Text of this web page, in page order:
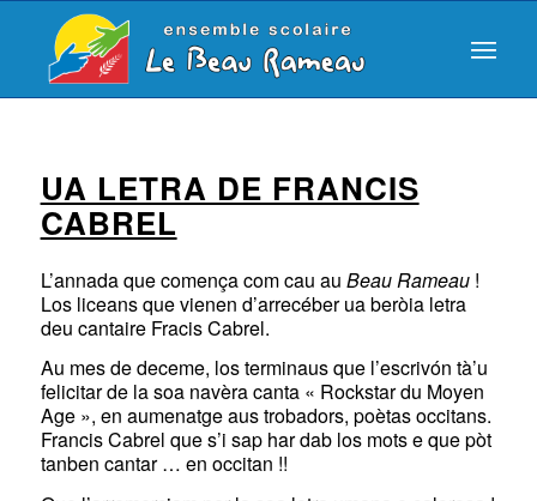
UA LETRA DE FRANCIS
CABREL
L’annada que comença com cau au Beau Rameau!
Los liceans que vienen d’arrecéber ua beròia letra
deu cantaire Fracis Cabrel.
Au mes de deceme, los terminaus que l’escrivón tà’u
felicitar de la soa navèra canta « Rockstar du Moyen
Age », en aumenatge aus trobadors, poètas occitans.
Francis Cabrel que s’i sap har dab los mots e que pòt
tanben cantar … en occitan !!